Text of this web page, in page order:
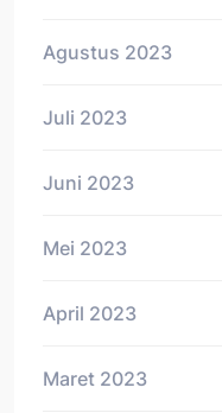
Agustus 2023
Juli 2023
Juni 2023
Mei 2023
April 2023
Maret 2023